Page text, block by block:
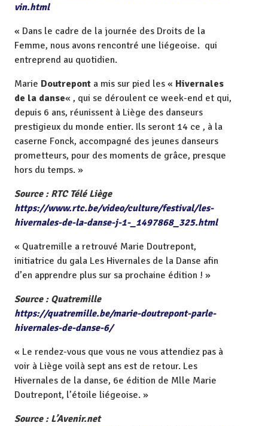
vin.html
« Dans le cadre de la journée des Droits de la
Femme, nous avons rencontré une liégeoise. qui
entreprend au quotidien.
Marie Doutrepont a mis sur pied les « Hivernales
de la danse« , qui se déroulent ce week-end et qui,
depuis 6 ans, réunissent à Liège des danseurs
prestigieux du monde entier. Ils seront 14 ce , à la
caserne Fonck, accompagné des jeunes danseurs
prometteurs, pour des moments de grâce, presque
hors du temps. »
Source : RTC Télé Liège
https://www.rtc.be/video/culture/festival/les-
hivernales-de-la-danse-j-1-_1497868_325.html
« Quatremille a retrouvé Marie Doutrepont,
initiatrice du gala Les Hivernales de la Danse afin
d’en apprendre plus sur sa prochaine édition ! »
Source : Quatremille
https://quatremille.be/marie-doutrepont-parle-
hivernales-de-danse-6/
« Le rendez-vous que vous ne vous attendiez pas à
voir à Liège voilà sept ans est de retour. Les
Hivernales de la danse, 6e édition de Mlle Marie
Doutrepont, l’étoile liégeoise. »
Source : L’Avenir.net